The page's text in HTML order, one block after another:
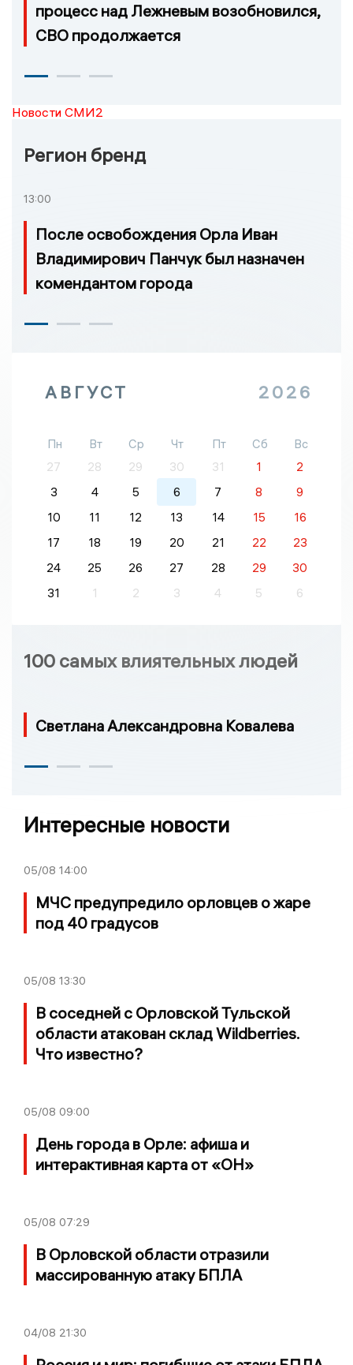
процесс над Лежневым возобновился,
СВО продолжается
Новости СМИ2
Регион бренд
13:00
После освобождения Орла Иван
Владимирович Панчук был назначен
комендантом города
АВГУСТ 2026
Пн Вт Ср Чт Пт Сб
Вс
27
28 29 30 31 1
2
3
4 5 6 7 8
9
10
11 12 13 14 15
16
17
18 19 20 21 22
23
24
25 26 27 28 29
30
31
1 2 3 4 5 6
100 самых влиятельных людей
Светлана Александровна Ковалева
Интересные новости
05/08 14:00
МЧС предупредило орловцев о жаре
под 40 градусов
05/08 13:30
В соседней с Орловской Тульской
области атакован склад Wildberries.
Что известно?
05/08 09:00
День города в Орле: афиша и
интерактивная карта от «ОН»
05/08 07:29
В Орловской области отразили
массированную атаку БПЛА
04/08 21:30